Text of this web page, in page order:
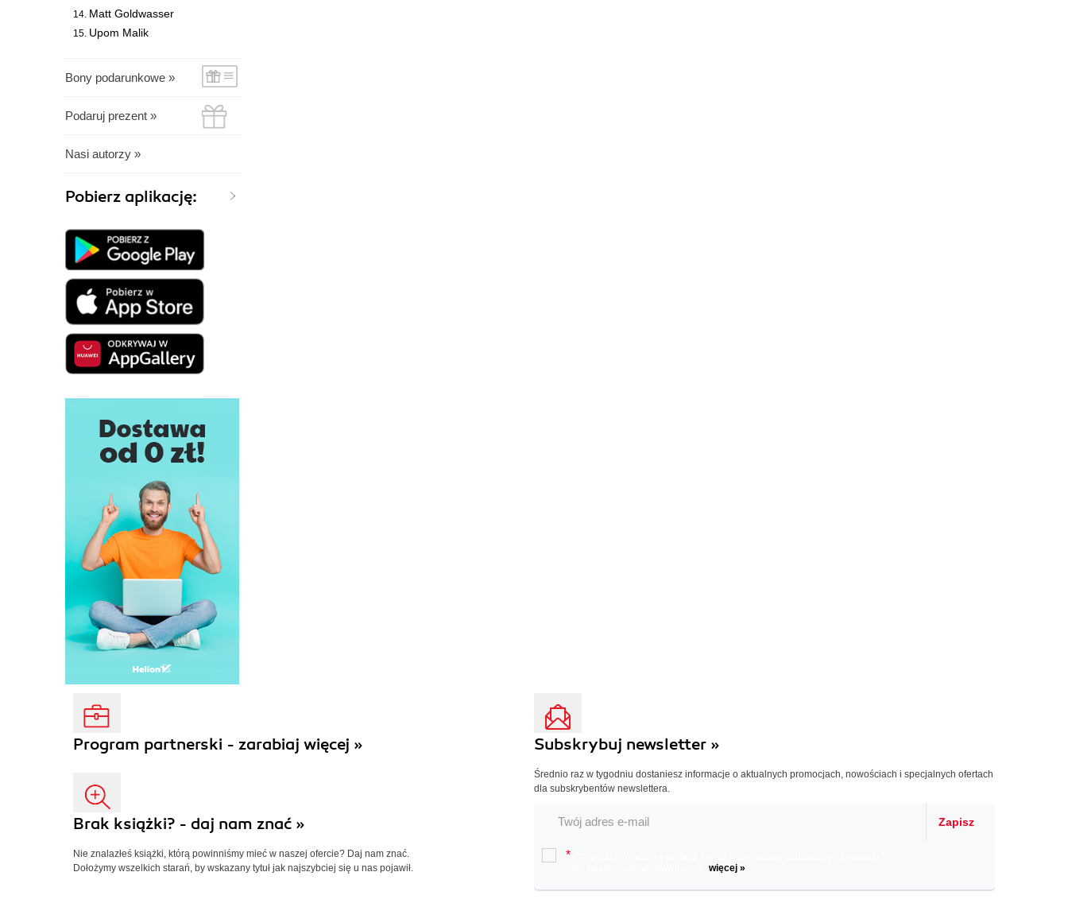
Matt Goldwasser
Upom Malik
Bony podarunkowe »
Podaruj prezent »
Nasi autorzy »
Pobierz aplikację:
Program partnerski - zarabiaj więcej »
Brak książki? - daj nam znać »
Nie znalazłeś książki, którą powinniśmy mieć w naszej ofercie? Daj nam znać.
Dołożymy wszelkich starań, by wskazany tytuł jak najszybciej się u nas pojawił.
Subskrybuj newsletter »
Średnio raz w tygodniu dostaniesz informacje o aktualnych promocjach, nowościach i specjalnych ofertach
dla subskrybentów newslettera.
Zapisz
*
więcej »